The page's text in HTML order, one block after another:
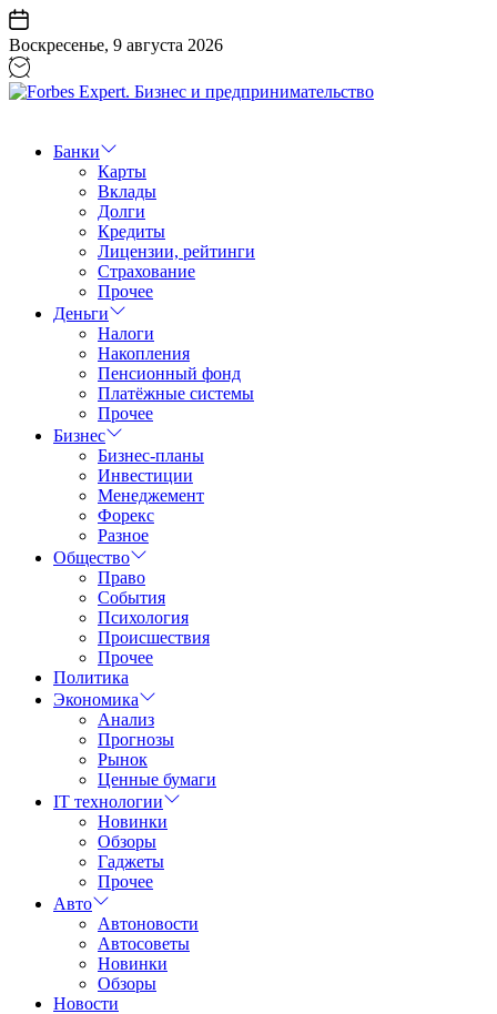
Перейти
к
содержанию
Воскресенье, 9 августа 2026
Бизнес
предпринимательство
Банки
Карты
Вклады
Долги
Кредиты
Лицензии, рейтинги
Страхование
Прочее
Деньги
Налоги
Накопления
Пенсионный фонд
Платёжные системы
Прочее
Бизнес
Бизнес-планы
Инвестиции
Менеджемент
Форекс
Разное
Общество
Право
События
Психология
Происшествия
Прочее
Политика
Экономика
Анализ
Прогнозы
Рынок
Ценные бумаги
IT технологии
Новинки
Обзоры
Гаджеты
Прочее
Авто
Автоновости
Автосоветы
Новинки
Обзоры
Новости